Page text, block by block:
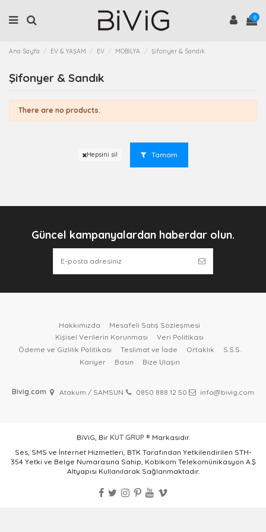
0
Ana Sayfa EV & YAŞAM EV MOBİLYA Şifonyer & Sandık
Şifonyer & Sandık
There are no products.
Hepsini sil Tamam
Güncel kampanyalardan haberdar olun.
Hakkımızda
Mesafeli Satış Sözleşmesi
Kişisel Verilerin Korunması
Veri Politikası
Ödeme ve Gizlilik Politikası
Teslimat ve İade Ortaklık
S.S.S.
Kariyer
Basın Bize Ulaşın
Bivig.com Atakum / SAMSUN 0850 888 12 50 info@bivig.com
BiViG, Bir KUT GRUP ® Markasıdır.
Ses, SMS ve İnternet Hizmetleri, BTK Tarafından Yetkilendirilen STH-
354 Yetki ve Belge Numarasına Sahip, Kobikom Telekomünikasyon A.Ş
Altyapısı Kullanılarak Sağlanmaktadır.